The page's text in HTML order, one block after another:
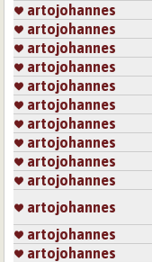
artojohannes
artojohannes
artojohannes
artojohannes
artojohannes
artojohannes
artojohannes
artojohannes
artojohannes
artojohannes
artojohannes
artojohannes
artojohannes